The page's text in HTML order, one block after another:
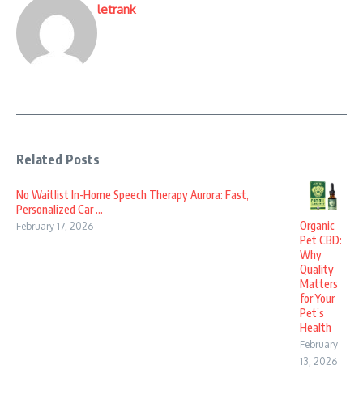
letrank
Related Posts
No Waitlist In-Home Speech Therapy Aurora: Fast,
Personalized Car ...
February 17, 2026
Organic
Pet CBD:
Why
Quality
Matters
for Your
Pet’s
Health
February
13, 2026